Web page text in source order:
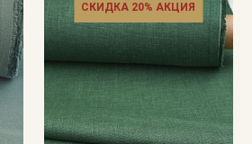
СКИДКА 20% АКЦИЯ